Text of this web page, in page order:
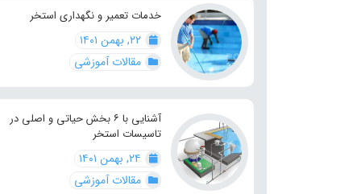
خدمات تعمیر و نگهداری استخر
مقالات آموزشی
آشنایی با ۶ بخش حیاتی و اصلی در
تاسیسات استخر
مقالات آموزشی